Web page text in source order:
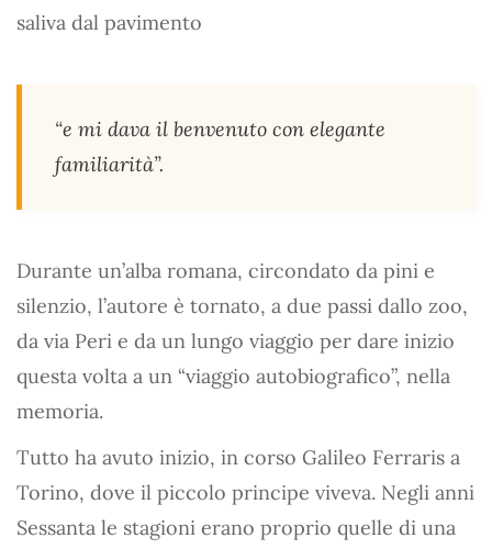
saliva dal pavimento
“e mi dava il benvenuto con elegante
familiarità”.
Durante un’alba romana, circondato da pini e
silenzio, l’autore è tornato, a due passi dallo zoo,
da via Peri e da un lungo viaggio per dare inizio
questa volta a un “viaggio autobiografico”, nella
memoria.
Tutto ha avuto inizio, in corso Galileo Ferraris a
Torino, dove il piccolo principe viveva. Negli anni
Sessanta le stagioni erano proprio quelle di una